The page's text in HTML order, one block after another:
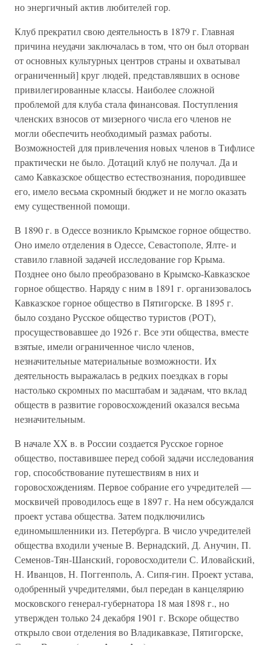
но энергичный актив любителей гор.
Клуб прекратил свою деятельность в 1879 г. Главная
причина неудачи заключалась в том, что он был оторван
от основных культурных центров страны и охватывал
ограниченный] круг людей, представлявших в основе
привилегированные классы. Наиболее сложной
проблемой для клуба стала финансовая. Поступления
членских взносов от мизерного числа его членов не
могли обеспечить необходимый размах работы.
Возможностей для привлечения новых членов в Тифлисе
практически не было. Дотаций клуб не получал. Да и
само Кавказское общество естествознания, породившее
его, имело весьма скромный бюджет и не могло оказать
ему существенной помощи.
В 1890 г. в Одессе возникло Крымское горное общество.
Оно имело отделения в Одессе, Севастополе, Ялте- и
ставило главной задачей исследование гор Крыма.
Позднее оно было преобразовано в Крымско-Кавказское
горное общество. Наряду с ним в 1891 г. организовалось
Кавказское горное общество в Пятигорске. В 1895 г.
было создано Русское общество туристов (РОТ),
просуществовавшее до 1926 г. Все эти общества, вместе
взятые, имели ограниченное число членов,
незначительные материальные возможности. Их
деятельность выражалась в редких поездках в горы
настолько скромных по масштабам и задачам, что вклад
обществ в развитие горовосхождений оказался весьма
незначительным.
В начале XX в. в России создается Русское горное
общество, поставившее перед собой задачи исследования
гор, способствование путешествиям в них и
горовосхождениям. Первое собрание его учредителей —
москвичей проводилось еще в 1897 г. На нем обсуждался
проект устава общества. Затем подключились
единомышленники из. Петербурга. В число учредителей
общества входили ученые В. Вернадский, Д. Анучин, П.
Семенов-Тян-Шанский, горовосходители С. Иловайский,
Н. Иванцов, Н. Поггенполь, А. Сипя-гин. Проект устава,
одобренный учредителями, был передан в канцелярию
московского генерал-губернатора 18 мая 1898 г., но
утвержден только 24 декабря 1901 г. Вскоре общество
открыло свои отделения во Владикавказе, Пятигорске,